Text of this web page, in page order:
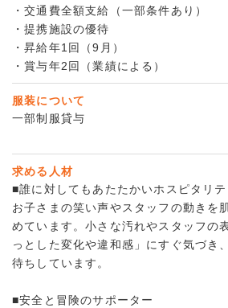
・交通費全額支給（一部条件あり）
・提携施設の優待
・昇給年1回（9月）
・賞与年2回（業績による）
服装について
一部制服貸与
求める人材
■誰に対してもあたたかいホスピタリ
お子さまの笑い声やスタッフの動きを
めています。小さな汚れやスタッフの
っとした変化や違和感」にすぐ気づき
待ちしています。
■安全と冒険のサポーター